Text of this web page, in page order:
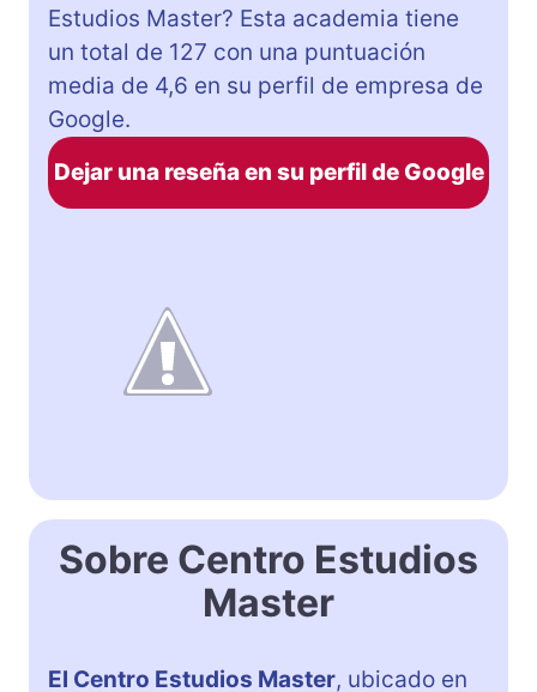
Estudios Master? Esta academia tiene
un total de 127 con una puntuación
media de 4,6 en su perfil de empresa de
Google.
Dejar una reseña en su perfil de Google
Sobre Centro Estudios
Master
El Centro Estudios Master, ubicado en